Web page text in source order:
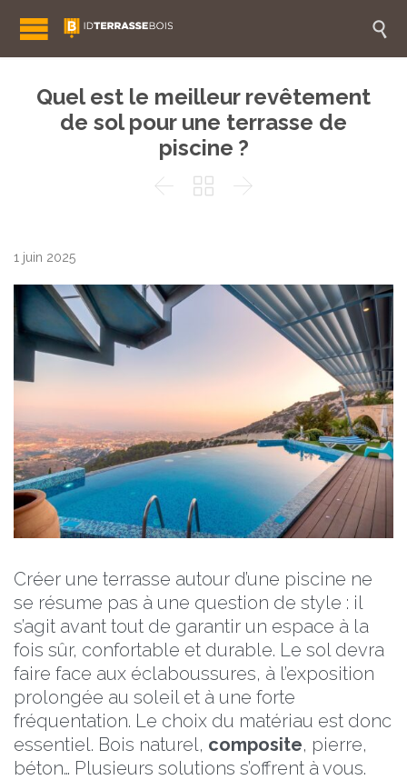

Quel est le meilleur revêtement
de sol pour une terrasse de
piscine ?
  
1 juin 2025
Créer une terrasse autour d’une piscine ne
se résume pas à une question de style : il
s’agit avant tout de garantir un espace à la
fois sûr, confortable et durable. Le sol devra
faire face aux éclaboussures, à l’exposition
prolongée au soleil et à une forte
fréquentation. Le choix du matériau est donc
essentiel. Bois naturel, composite, pierre,
béton… Plusieurs solutions s’offrent à vous.